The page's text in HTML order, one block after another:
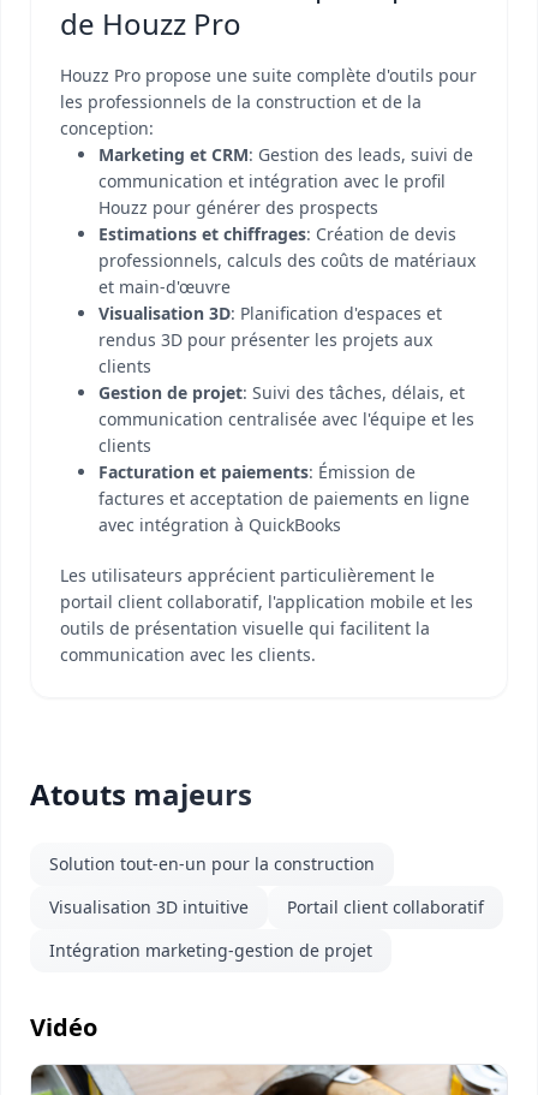
de Houzz Pro
Houzz Pro propose une suite complète d'outils pour
les professionnels de la construction et de la
conception:
Marketing et CRM: Gestion des leads, suivi de
communication et intégration avec le profil
Houzz pour générer des prospects
Estimations et chiffrages: Création de devis
professionnels, calculs des coûts de matériaux
et main-d'œuvre
Visualisation 3D: Planification d'espaces et
rendus 3D pour présenter les projets aux
clients
Gestion de projet: Suivi des tâches, délais, et
communication centralisée avec l'équipe et les
clients
Facturation et paiements: Émission de
factures et acceptation de paiements en ligne
avec intégration à QuickBooks
Les utilisateurs apprécient particulièrement le
portail client collaboratif, l'application mobile et les
outils de présentation visuelle qui facilitent la
communication avec les clients.
Atouts majeurs
Solution tout-en-un pour la construction
Visualisation 3D intuitive
Portail client collaboratif
Intégration marketing-gestion de projet
Vidéo